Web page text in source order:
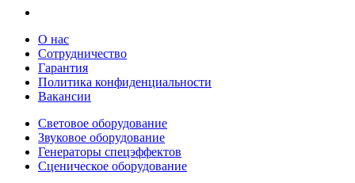
О нас
Сотрудничество
Гарантия
Политика конфиденциальности
Вакансии
Световое оборудование
Звуковое оборудование
Генераторы спецэффектов
Сценическое оборудование